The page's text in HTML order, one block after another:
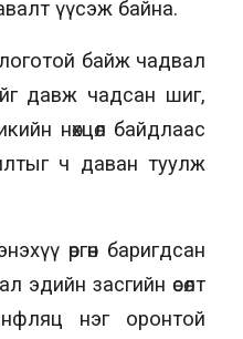
үүсэж байна.
байж чадвал
давж чадсан шиг,
нөхцөл байдлаас
ч даван туулж
өргөн баригдсан
эдийн засгийн өсөлт
нэг оронтой